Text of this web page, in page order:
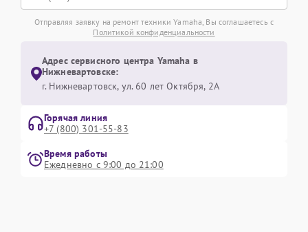
Отправляя заявку на ремонт техники Yamaha, Вы соглашаетесь с
Политикой конфиденциальности
Адрес сервисного центра Yamaha в
Нижневартовске:
г. Нижневартовск, ул. 60 лет Октября, 2А
Горячая линия
+7 (800) 301-55-83
Время работы
Ежедневно с 9:00 до 21:00